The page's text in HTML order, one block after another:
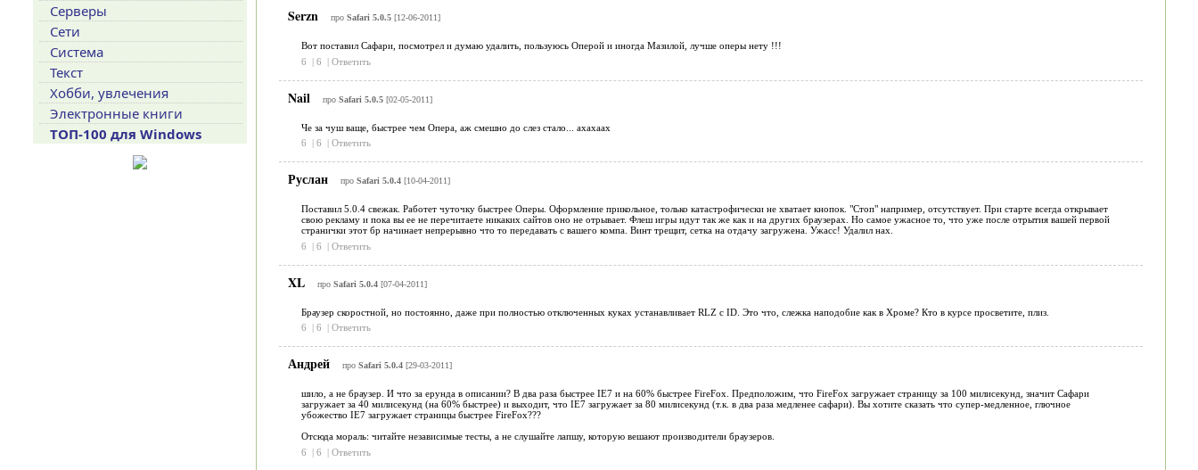
Serzn про Safari 5.0.5[12-06-2011]
Вот поставил Сафари, посмотрел и думаю удалить, пользуюсь Оперой и иногда Мазилой, лучше оперы нету !!!
6
| 6 | Ответить
Nail про Safari 5.0.5[02-05-2011]
Че за чуш ваще, быстрее чем Опера, аж смешно до слез стало... ахахаах
6
| 6 | Ответить
Руслан про Safari 5.0.4[10-04-2011]
Поставил 5.0.4 свежак. Работет чуточку быстрее Оперы. Оформление прикольное, только катастрофически не хватает кнопок. "Стоп" например, отсутствует. При старте всегда открывает
свою рекламу и пока вы ее не перечитаете никаких сайтов оно не отрывает. Флеш игры идут так же как и на других браузерах. Но самое ужасное то, что уже после отрытия вашей первой
странички этот бр начинает непрерывно что то передавать с вашего компа. Винт трещит, сетка на отдачу загружена. Ужасс! Удалил нах.
6
| 6 | Ответить
XL про Safari 5.0.4[07-04-2011]
Браузер скоростной, но постоянно, даже при полностью отключенных куках устанавливает RLZ c ID. Это что, слежка наподобие как в Хроме? Кто в курсе просветите, плиз.
6
| 6 | Ответить
Андрей про Safari 5.0.4[29-03-2011]
шило, а не браузер. И что за ерунда в описании? В два раза быстрее IE7 и на 60% быстрее FireFox. Предположим, что FireFox загружает страницу за 100 милисекунд, значит Сафари
загружает за 40 милисекунд (на 60% быстрее) и выходит, что IE7 загружает за 80 милисекунд (т.к. в два раза медленее сафари). Вы хотите сказать что супер-медленное, глючное
убожество IE7 загружает страницы быстрее FireFox???
Отсюда мораль: читайте независимые тесты, а не слушайте лапшу, которую вешают производители браузеров.
6
| 6 | Ответить
Серверы
Сети
Система
Текст
Хобби, увлечения
Электронные книги
ТОП-100 для Windows